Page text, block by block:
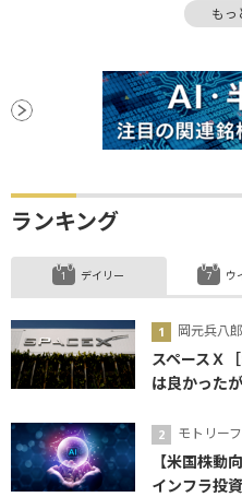
米
利下げ
もっ
ランキング
デイリー
岡元兵八
スペースＸ
は良かった
モトリー
【米国株動
インフラ投
ウ